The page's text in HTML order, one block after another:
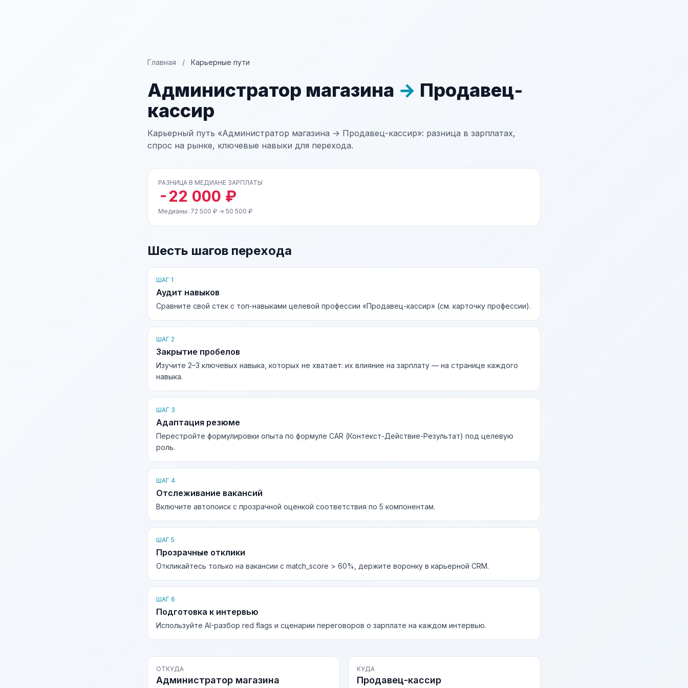
Главная / Карьерные пути
Администратор магазина → Продавец-
кассир
Карьерный путь «Администратор магазина → Продавец-кассир»: разница в зарплатах,
спрос на рынке, ключевые навыки для перехода.
РАЗНИЦА В МЕДИАНЕ ЗАРПЛАТЫ
-22 000 ₽
Медианы: 72 500 ₽ → 50 500 ₽
Шесть шагов перехода
ШАГ 1
Аудит навыков
Сравните свой стек с топ-навыками целевой профессии «Продавец-кассир» (см. карточку профессии).
ШАГ 2
Закрытие пробелов
Изучите 2–3 ключевых навыка, которых не хватает: их влияние на зарплату — на странице каждого
навыка.
ШАГ 3
Адаптация резюме
Перестройте формулировки опыта по формуле CAR (Контекст-Действие-Результат) под целевую
роль.
ШАГ 4
Отслеживание вакансий
Включите автопоиск с прозрачной оценкой соответствия по 5 компонентам.
ШАГ 5
Прозрачные отклики
Откликайтесь только на вакансии с match_score > 60%, держите воронку в карьерной CRM.
ШАГ 6
Подготовка к интервью
Используйте AI-разбор red flags и сценарии переговоров о зарплате на каждом интервью.
ОТКУДА
Администратор магазина
КУДА
Продавец-кассир